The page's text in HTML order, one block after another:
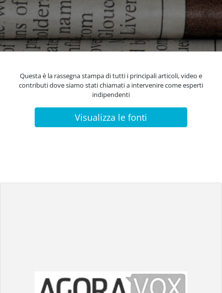
Questa è la rassegna stampa di tutti i principali articoli, video e
contributi dove siamo stati chiamati a intervenire come esperti
indipendenti
Visualizza le fonti